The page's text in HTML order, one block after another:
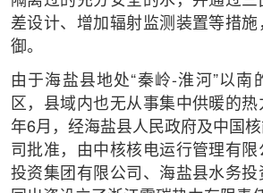
差设计、增加辐射监测装置等措
御。
由于海盐县地处“秦岭-淮河”以南
区，县域内也无从事集中供暖的
年6月，经海盐县人民政府及中国
司批准，由中核核电运行管理有
投资集团有限公司、海盐县水务